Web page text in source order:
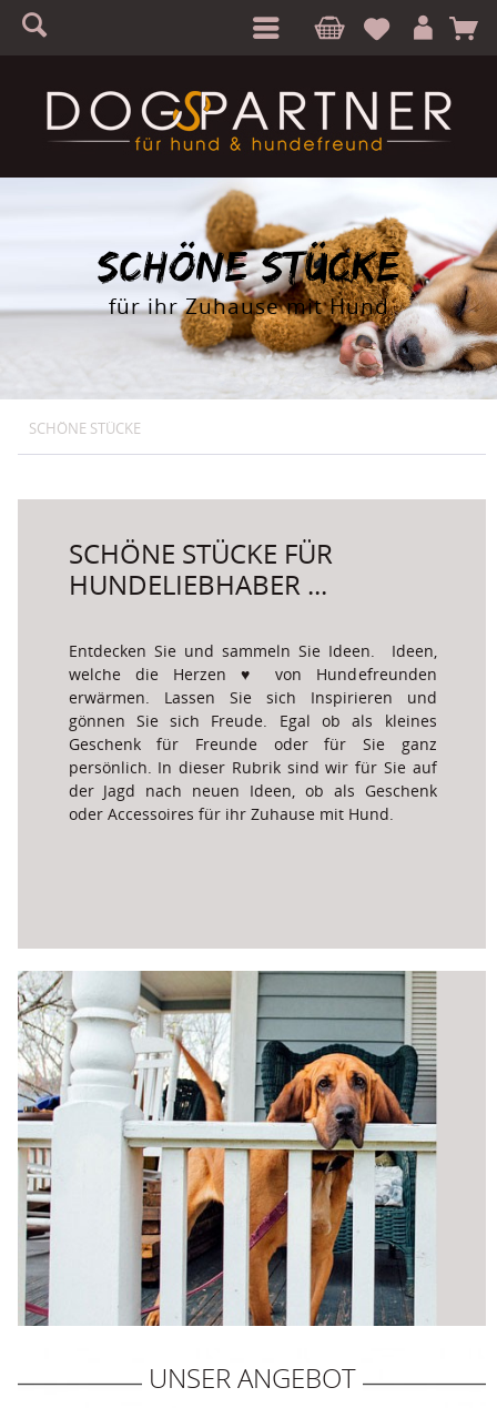
S A
SCHÖNE STÜCKE
für ihr Zuhause mit Hund
SCHÖNE STÜCKE
SCHÖNE STÜCKE FÜR
HUNDELIEBHABER ...
Entdecken Sie und sammeln Sie Ideen.  Ideen,
welche die Herzen ♥ von Hundefreunden
erwärmen. Lassen Sie sich Inspirieren und
gönnen Sie sich Freude. Egal ob als kleines
Geschenk für Freunde oder für Sie ganz
persönlich. In dieser Rubrik sind wir für Sie auf
der Jagd nach neuen Ideen, ob als Geschenk
oder Accessoires für ihr Zuhause mit Hund.
UNSER ANGEBOT